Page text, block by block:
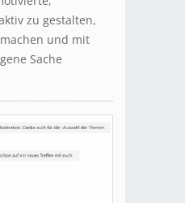
zu gestalten,
und mit
Sache